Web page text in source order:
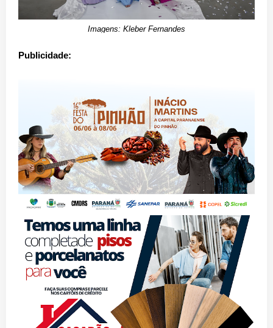
Imagens: Kleber Fernandes
Publicidade: